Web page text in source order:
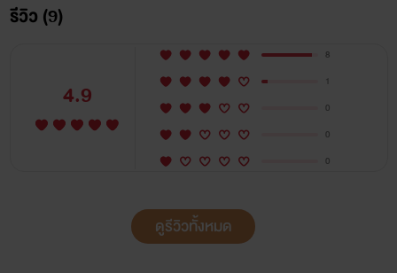
รีวิว (9)
4.9
8
1
0
0
0
ดูรีวิวทั้งหมด